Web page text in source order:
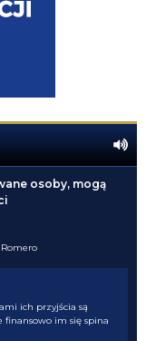
osoby, mogą
ich przyjścia są
finansowo im się spina